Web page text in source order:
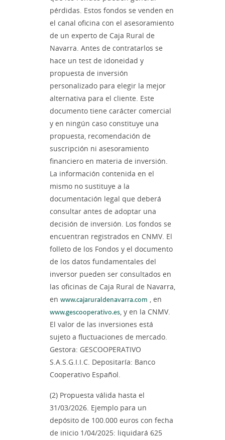
pérdidas. Estos fondos se venden en
el canal oficina con el asesoramiento
de un experto de Caja Rural de
Navarra. Antes de contratarlos se
hace un test de idoneidad y
propuesta de inversión
personalizado para elegir la mejor
alternativa para el cliente. Este
documento tiene carácter comercial
y en ningún caso constituye una
propuesta, recomendación de
suscripción ni asesoramiento
financiero en materia de inversión.
La información contenida en el
mismo no sustituye a la
documentación legal que deberá
consultar antes de adoptar una
decisión de inversión. Los fondos se
encuentran registrados en CNMV. El
folleto de los Fondos y el documento
de los datos fundamentales del
inversor pueden ser consultados en
las oficinas de Caja Rural de Navarra,
en www.cajaruraldenavarra.com , en
www.gescooperativo.es, y en la CNMV.
El valor de las inversiones está
sujeto a fluctuaciones de mercado.
Gestora: GESCOOPERATIVO
S.A.S.G.I.I.C. Depositaría: Banco
Cooperativo Español.
(2) Propuesta válida hasta el
31/03/2026. Ejemplo para un
depósito de 100.000 euros con fecha
de inicio 1/04/2025: liquidará 625